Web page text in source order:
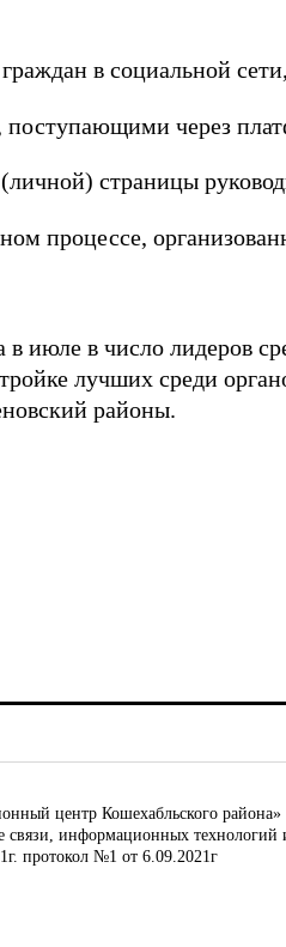
в социальной
через
страницы
процессе,
в июле в число лидеров
лучших среди
районы.
центр Кошехабльского района»
связи, информационных
протокол №1 от 6.09.2021г